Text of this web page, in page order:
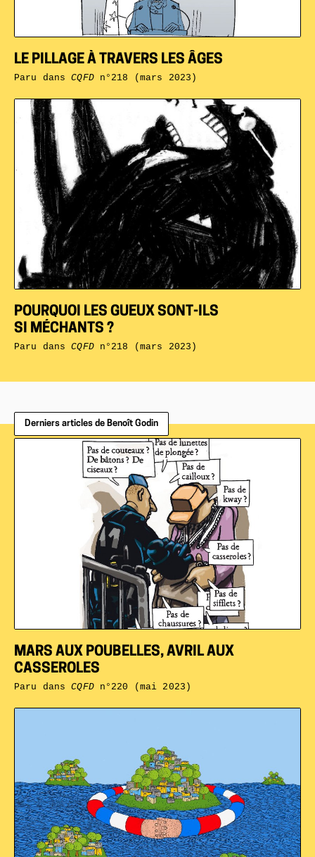
POURQUOI LES GUEUX SONT-ILS
SI MÉCHANTS ?
Paru dansCQFDn°218 (mars 2023)
LE PILLAGE À TRAVERS LES ÂGES
Paru dansCQFDn°218 (mars 2023)
Derniers articles de Benoît Godin
MARS AUX POUBELLES, AVRIL AUX
CASSEROLES
Paru dansCQFDn°220 (mai 2023)